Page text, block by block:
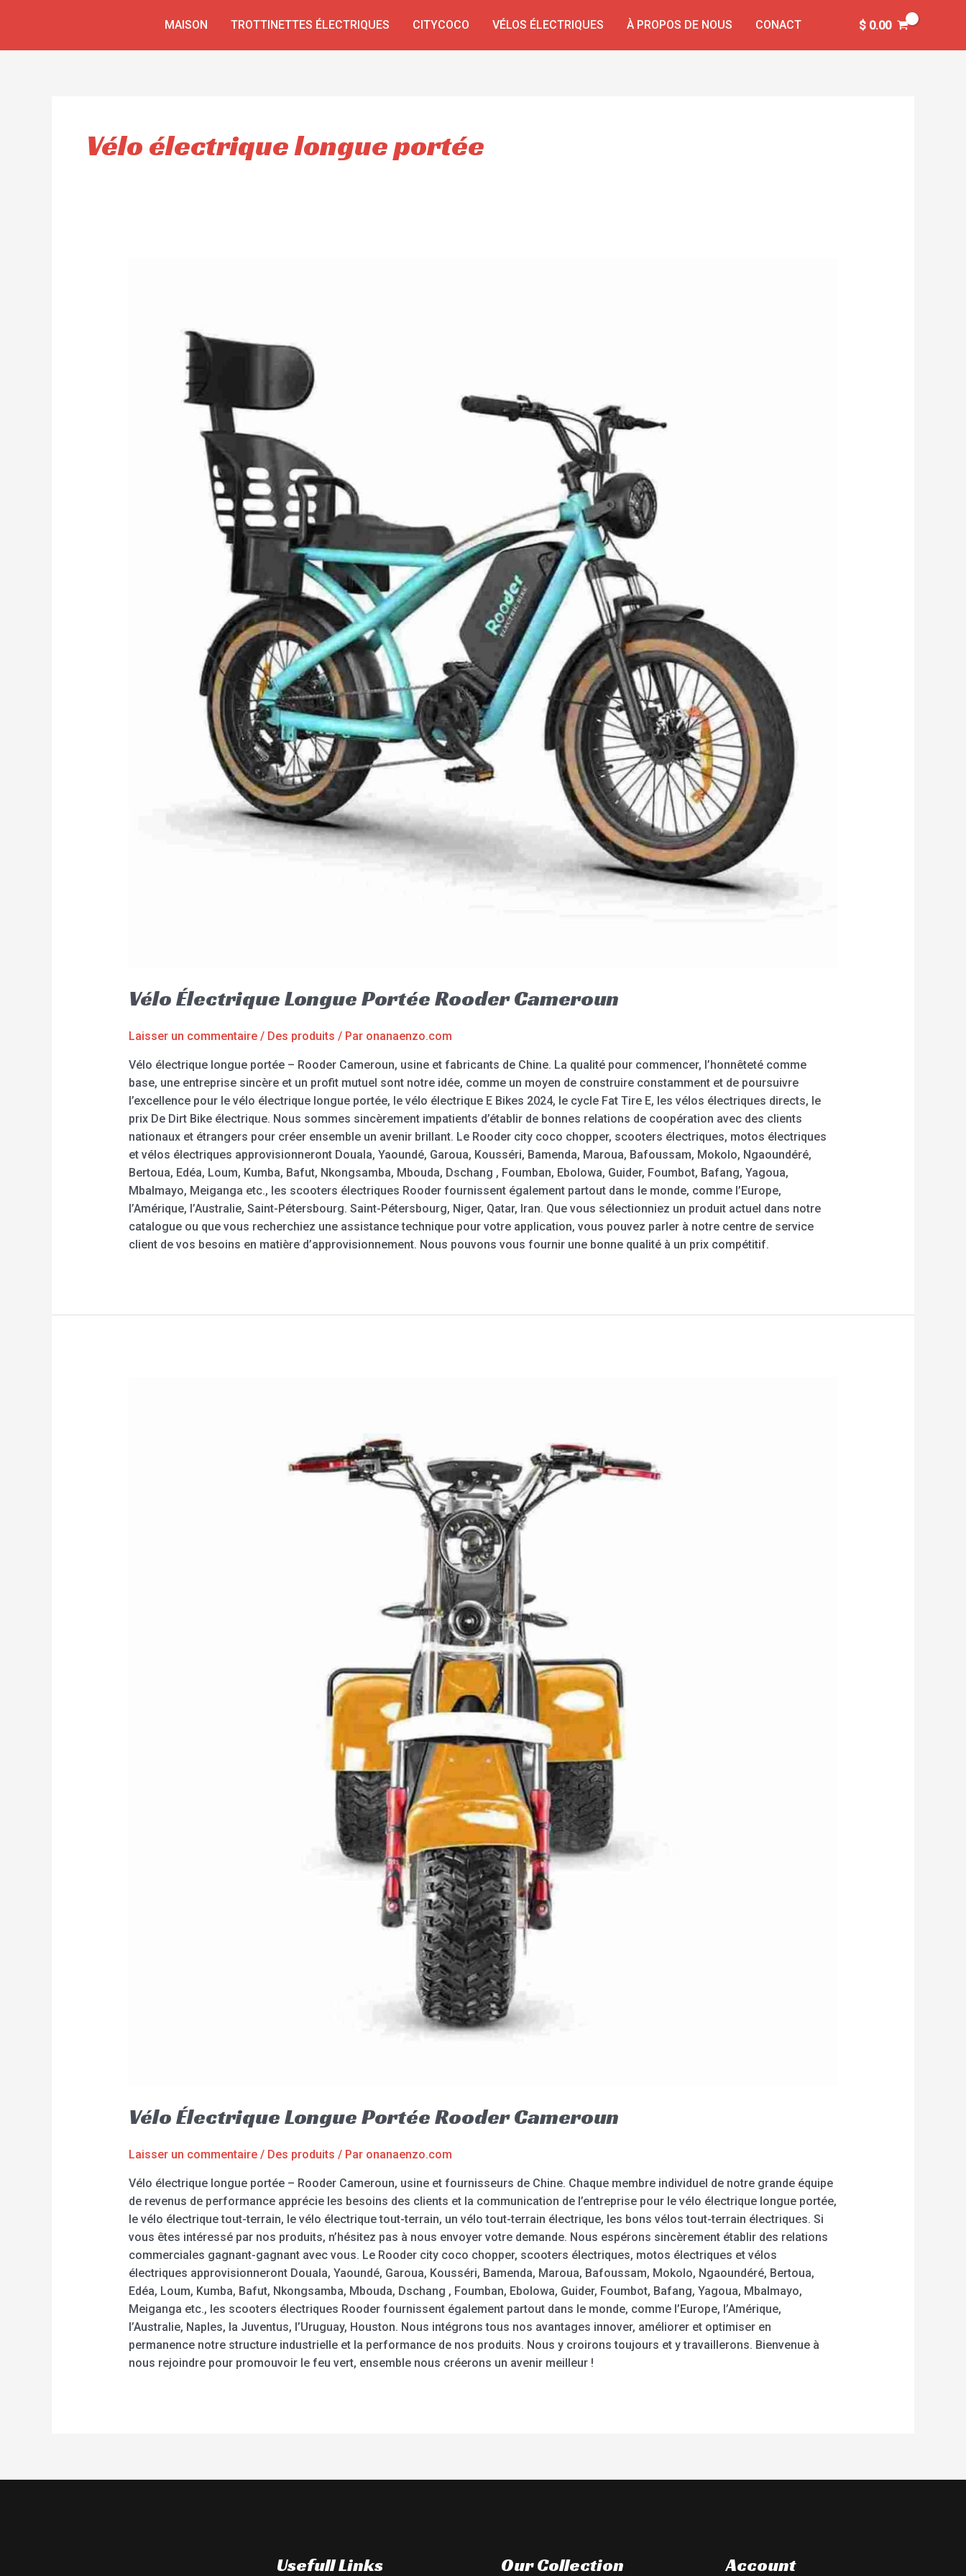
MAISON TROTTINETTES ÉLECTRIQUES CITYCOCO VÉLOS ÉLECTRIQUES À PROPOS DE NOUS CONACT $0.00
Vélo électrique longue portée
Vélo Électrique Longue Portée Rooder Cameroun
Laisser un commentaire / Des produits / Par onanaenzo.com
Vélo électrique longue portée – Rooder Cameroun, usine et fabricants de Chine. La qualité pour commencer, l’honnêteté comme
base, une entreprise sincère et un profit mutuel sont notre idée, comme un moyen de construire constamment et de poursuivre
l’excellence pour le vélo électrique longue portée, le vélo électrique E Bikes 2024, le cycle Fat Tire E, les vélos électriques directs, le
prix De Dirt Bike électrique. Nous sommes sincèrement impatients d’établir de bonnes relations de coopération avec des clients
nationaux et étrangers pour créer ensemble un avenir brillant. Le Rooder city coco chopper, scooters électriques, motos électriques
et vélos électriques approvisionneront Douala, Yaoundé, Garoua, Kousséri, Bamenda, Maroua, Bafoussam, Mokolo, Ngaoundéré,
Bertoua, Edéa, Loum, Kumba, Bafut, Nkongsamba, Mbouda, Dschang , Foumban, Ebolowa, Guider, Foumbot, Bafang, Yagoua,
Mbalmayo, Meiganga etc., les scooters électriques Rooder fournissent également partout dans le monde, comme l’Europe,
l’Amérique, l’Australie, Saint-Pétersbourg. Saint-Pétersbourg, Niger, Qatar, Iran. Que vous sélectionniez un produit actuel dans notre
catalogue ou que vous recherchiez une assistance technique pour votre application, vous pouvez parler à notre centre de service
client de vos besoins en matière d’approvisionnement. Nous pouvons vous fournir une bonne qualité à un prix compétitif.
Vélo Électrique Longue Portée Rooder Cameroun
Laisser un commentaire / Des produits / Par onanaenzo.com
Vélo électrique longue portée – Rooder Cameroun, usine et fournisseurs de Chine. Chaque membre individuel de notre grande équipe
de revenus de performance apprécie les besoins des clients et la communication de l’entreprise pour le vélo électrique longue portée,
le vélo électrique tout-terrain, le vélo électrique tout-terrain, un vélo tout-terrain électrique, les bons vélos tout-terrain électriques. Si
vous êtes intéressé par nos produits, n’hésitez pas à nous envoyer votre demande. Nous espérons sincèrement établir des relations
commerciales gagnant-gagnant avec vous. Le Rooder city coco chopper, scooters électriques, motos électriques et vélos
électriques approvisionneront Douala, Yaoundé, Garoua, Kousséri, Bamenda, Maroua, Bafoussam, Mokolo, Ngaoundéré, Bertoua,
Edéa, Loum, Kumba, Bafut, Nkongsamba, Mbouda, Dschang , Foumban, Ebolowa, Guider, Foumbot, Bafang, Yagoua, Mbalmayo,
Meiganga etc., les scooters électriques Rooder fournissent également partout dans le monde, comme l’Europe, l’Amérique,
l’Australie, Naples, la Juventus, l’Uruguay, Houston. Nous intégrons tous nos avantages innover, améliorer et optimiser en
permanence notre structure industrielle et la performance de nos produits. Nous y croirons toujours et y travaillerons. Bienvenue à
nous rejoindre pour promouvoir le feu vert, ensemble nous créerons un avenir meilleur !
Usefull Links Our Collection Account